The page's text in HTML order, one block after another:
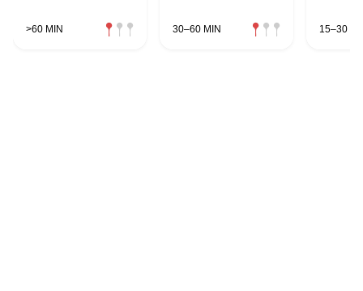
>60 MIN 30–60 MIN 15–30